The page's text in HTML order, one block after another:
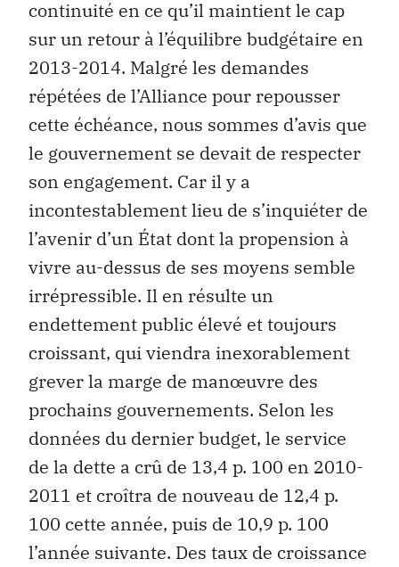
continuité en ce qu’il maintient le cap
sur un retour à l’équilibre budgétaire en
2013-2014. Malgré les demandes
répétées de l’Alliance pour repousser
cette échéance, nous sommes d’avis que
le gouvernement se devait de respecter
son engagement. Car il y a
incontestablement lieu de s’inquiéter de
l’avenir d’un État dont la propension à
vivre au-dessus de ses moyens semble
irrépressible. Il en résulte un
endettement public élevé et toujours
croissant, qui viendra inexorablement
grever la marge de manœuvre des
prochains gouvernements. Selon les
données du dernier budget, le service
de la dette a crû de 13,4 p. 100 en 2010-
2011 et croîtra de nouveau de 12,4 p.
100 cette année, puis de 10,9 p. 100
l’année suivante. Des taux de croissance